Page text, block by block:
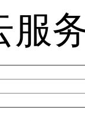
务